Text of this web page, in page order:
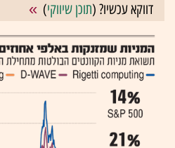
דווקא עכשיו? (תוכן שיווקי)